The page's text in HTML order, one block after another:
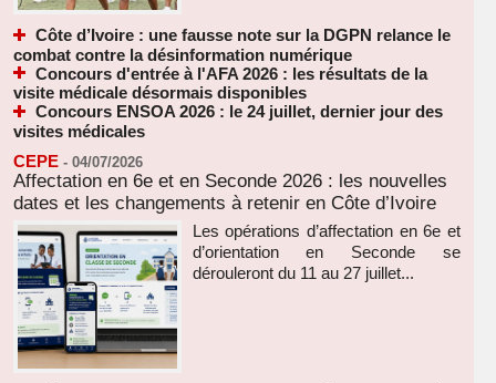
Côte d’Ivoire : une fausse note sur la DGPN relance le
combat contre la désinformation numérique
Concours d'entrée à l'AFA 2026 : les résultats de la
visite médicale désormais disponibles
Concours ENSOA 2026 : le 24 juillet, dernier jour des
visites médicales
CEPE - 04/07/2026
Affectation en 6e et en Seconde 2026 : les nouvelles
dates et les changements à retenir en Côte d’Ivoire
Les opérations d’affectation en 6e et
d’orientation en Seconde se
dérouleront du 11 au 27 juillet...